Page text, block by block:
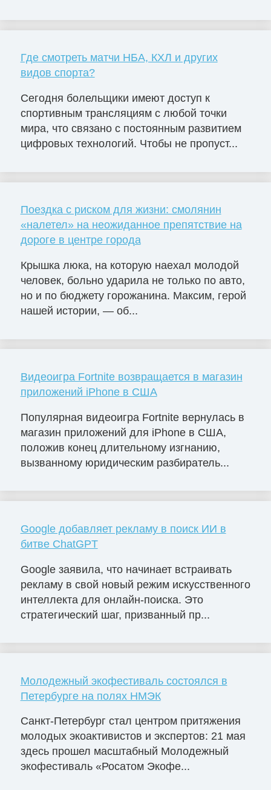
Где смотреть матчи НБА, КХЛ и других
видов спорта?
Сегодня болельщики имеют доступ к
спортивным трансляциям с любой точки
мира, что связано с постоянным развитием
цифровых технологий. Чтобы не пропуст...
Поездка с риском для жизни: смолянин
«налетел» на неожиданное препятствие на
дороге в центре города
Крышка люка, на которую наехал молодой
человек, больно ударила не только по авто,
но и по бюджету горожанина. Максим, герой
нашей истории, — об...
Видеоигра Fortnite возвращается в магазин
приложений iPhone в США
Популярная видеоигра Fortnite вернулась в
магазин приложений для iPhone в США,
положив конец длительному изгнанию,
вызванному юридическим разбиратель...
Google добавляет рекламу в поиск ИИ в
битве ChatGPT
Google заявила, что начинает встраивать
рекламу в свой новый режим искусственного
интеллекта для онлайн-поиска. Это
стратегический шаг, призванный пр...
Молодежный экофестиваль состоялся в
Петербурге на полях НМЭК
Санкт-Петербург стал центром притяжения
молодых экоактивистов и экспертов: 21 мая
здесь прошел масштабный Молодежный
экофестиваль «Росатом Экофе...